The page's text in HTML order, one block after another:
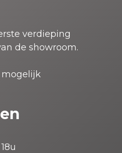
verdieping
de showroom.
mogelijk